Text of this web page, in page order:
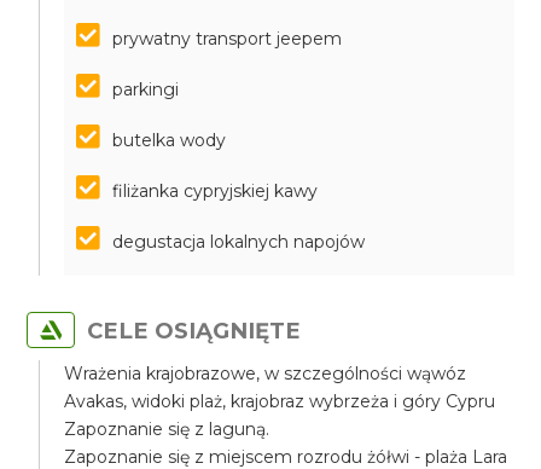
prywatny transport jeepem
parkingi
butelka wody
filiżanka cypryjskiej kawy
degustacja lokalnych napojów
CELE OSIĄGNIĘTE
Wrażenia krajobrazowe, w szczególności wąwóz
Avakas, widoki plaż, krajobraz wybrzeża i góry Cypru
Zapoznanie się z laguną.
Zapoznanie się z miejscem rozrodu żółwi - plaża Lara